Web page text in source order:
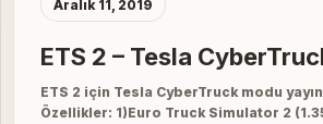
Aralık 11, 2019
ETS 2 – Tesla
ETS 2 için Tesla CyberTruck modu
Özellikler: 1)Euro Truck Simulator 2